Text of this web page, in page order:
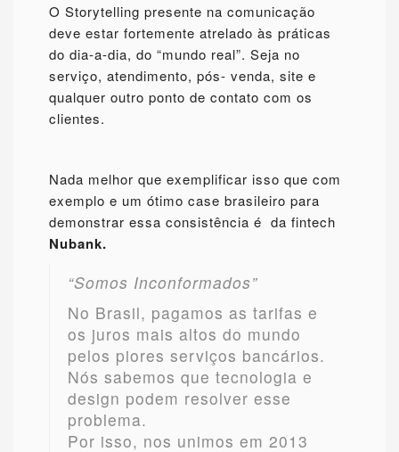
O Storytelling presente na comunicação
deve estar fortemente atrelado às práticas
do dia-a-dia, do “mundo real”. Seja no
serviço, atendimento, pós- venda, site e
qualquer outro ponto de contato com os
clientes.
Nada melhor que exemplificar isso que com
exemplo e um ótimo case brasileiro para
demonstrar essa consistência é da fintech
Nubank.
“Somos Inconformados”
No Brasil, pagamos as tarifas e
os juros mais altos do mundo
pelos piores serviços bancários.
Nós sabemos que tecnologia e
design podem resolver esse
problema.
Por isso, nos unimos em 2013